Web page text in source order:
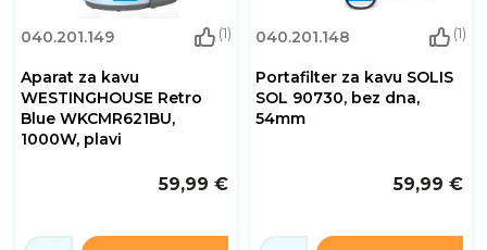
040.201.149 (1)
Aparat za kavu
WESTINGHOUSE Retro
Blue WKCMR621BU,
1000W, plavi
59,99 €
040.201.148 (1)
Portafilter za kavu SOLIS
SOL 90730, bez dna,
54mm
59,99 €